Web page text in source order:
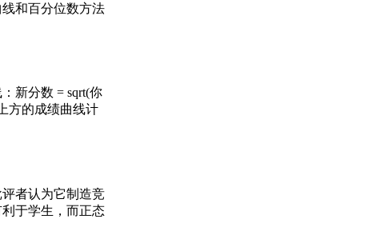
和百分位数方法
新分数 = sqrt(你
方的成绩曲线计
者认为它制造竞
于学生，而正态